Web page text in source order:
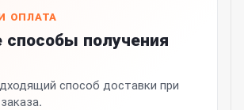
ОПЛАТА
получения
способ доставки при